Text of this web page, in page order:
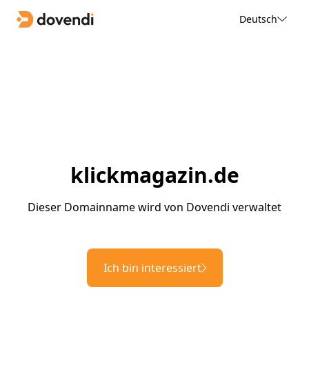
Deutsch
klickmagazin.de
Dieser Domainname wird von Dovendi verwaltet
Ich bin interessiert